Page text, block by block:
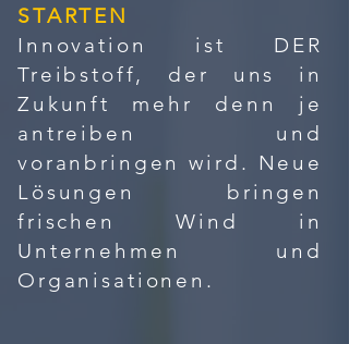
STARTEN
Innovation ist DER
Treibstoff, der uns in
Zukunft mehr denn je
antreiben und
voranbringen wird. Neue
Lösungen bringen
frischen Wind in
Unternehmen und
Organisationen.